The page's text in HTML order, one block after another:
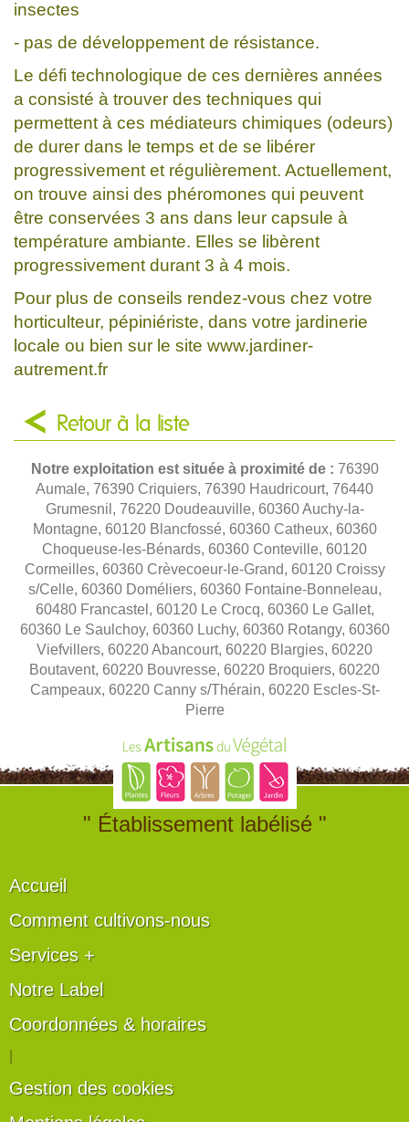
insectes
- pas de développement de résistance.
Le défi technologique de ces dernières années
a consisté à trouver des techniques qui
permettent à ces médiateurs chimiques (odeurs)
de durer dans le temps et de se libérer
progressivement et régulièrement. Actuellement,
on trouve ainsi des phéromones qui peuvent
être conservées 3 ans dans leur capsule à
température ambiante. Elles se libèrent
progressivement durant 3 à 4 mois.
Pour plus de conseils rendez-vous chez votre
horticulteur, pépiniériste, dans votre jardinerie
locale ou bien sur le site www.jardiner-
autrement.fr
Retour à la liste
Notre exploitation est située à proximité de : 76390
Aumale, 76390 Criquiers, 76390 Haudricourt, 76440
Grumesnil, 76220 Doudeauville, 60360 Auchy-la-
Montagne, 60120 Blancfossé, 60360 Catheux, 60360
Choqueuse-les-Bénards, 60360 Conteville, 60120
Cormeilles, 60360 Crèvecoeur-le-Grand, 60120 Croissy
s/Celle, 60360 Doméliers, 60360 Fontaine-Bonneleau,
60480 Francastel, 60120 Le Crocq, 60360 Le Gallet,
60360 Le Saulchoy, 60360 Luchy, 60360 Rotangy, 60360
Viefvillers, 60220 Abancourt, 60220 Blargies, 60220
Boutavent, 60220 Bouvresse, 60220 Broquiers, 60220
Campeaux, 60220 Canny s/Thérain, 60220 Escles-St-
Pierre
" Établissement labélisé "
Accueil
Comment cultivons-nous
Services +
Notre Label
Coordonnées & horaires
Gestion des cookies